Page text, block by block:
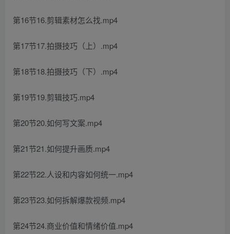
第16节16.剪辑素材怎么找.mp4
第17节17.拍摄技巧（上）.mp4
第18节18.拍摄技巧（下）.mp4
第19节19.剪辑技巧.mp4
第20节20.如何写文案.mp4
第21节21.如何提升画质.mp4
第22节22.人设和内容如何统一.mp4
第23节23.如何拆解爆款视频.mp4
第24节24.商业价值和情绪价值.mp4